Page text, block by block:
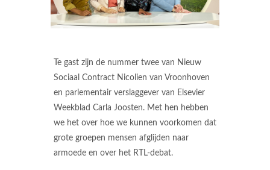
Te gast zijn de nummer twee van Nieuw
Sociaal Contract Nicolien van Vroonhoven
en parlementair verslaggever van Elsevier
Weekblad Carla Joosten. Met hen hebben
we het over hoe we kunnen voorkomen dat
grote groepen mensen afglijden naar
armoede en over het RTL-debat.